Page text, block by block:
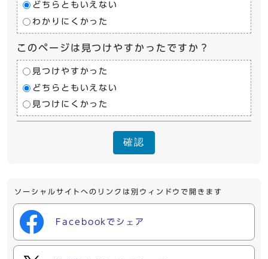
どちらともいえない
わかりにくかった
このページは見つけやすかったですか？
見つけやすかった
どちらともいえない
見つけにくかった
確認
ソーシャルサイトへのリンクは別ウィンドウで開きます
Facebookでシェア